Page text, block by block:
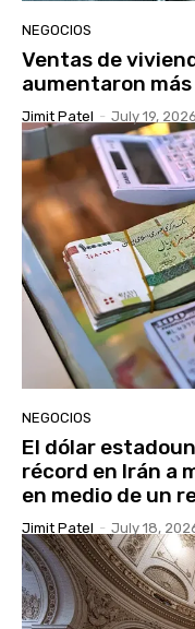
NEGOCIOS
Ventas de
aumentaron
Jimit Patel - July 19, 2026
NEGOCIOS
El dólar
récord en Irán a
en medio de un
Jimit Patel - July 18,